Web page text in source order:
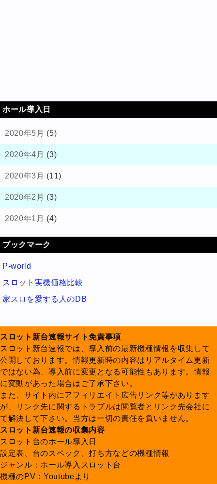
ホール導入日
2020年5月 (5)
2020年4月 (3)
2020年3月 (11)
2020年2月 (3)
2020年1月 (4)
ブックマーク
P-world
スロット実機価格比較
家スロを愛する人のDB
スロット新台速報サイト免責事項
スロット新台速報では、導入前の最新機種情報を収集して
公開しております。情報更新時の内容はリアルタイム更新
ではない為、導入前に変更となる可能性もあります。情報
に変動があった場合はご了承下さい。
また、サイト内にアフィリエイト広告リンク等があります
が、リンク先に関するトラブルは閲覧者とリンク先会社に
て解決して下さい。当方は一切の責任を負いません。
スロット新台速報の収集内容
スロット台のホール導入日
設定表、台のスペック、打ち方などの機種情報
ジャンル：ホール導入スロット台
機種のPV：Youtubeより